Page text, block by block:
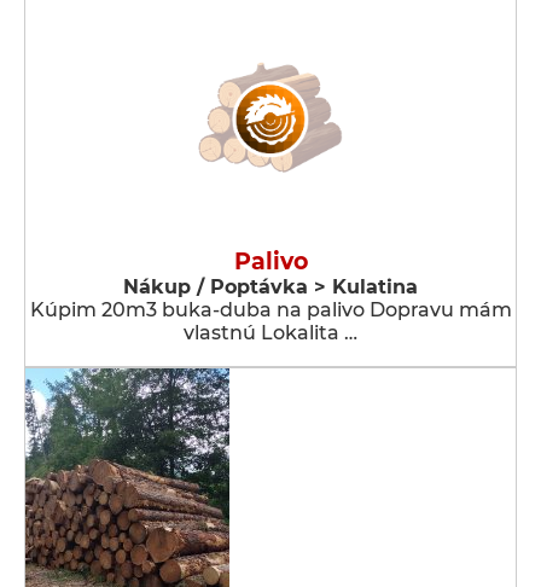
Palivo
Nákup / Poptávka > Kulatina
Kúpim 20m3 buka-duba na palivo Dopravu mám
vlastnú Lokalita …